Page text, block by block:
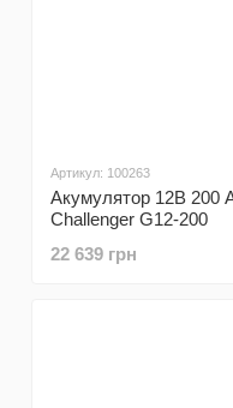
Артикул: 100263
Акумулятор 12В 200
Challenger G12-200
22 639 грн